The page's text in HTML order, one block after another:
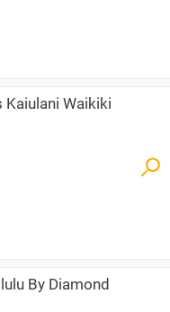
Kaiulani Waikiki
By Diamond